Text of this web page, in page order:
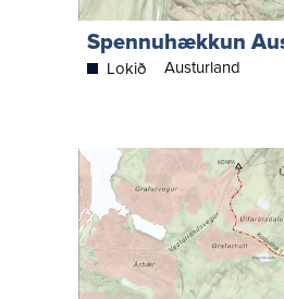
Spennuhækkun
Lokið Austurland